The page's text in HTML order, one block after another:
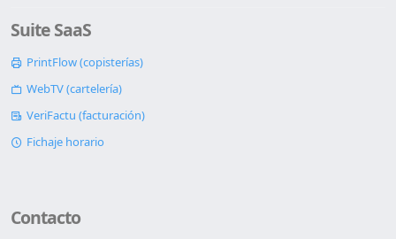
Suite SaaS
PrintFlow (copisterías)
WebTV (cartelería)
VeriFactu (facturación)
Fichaje horario
Contacto